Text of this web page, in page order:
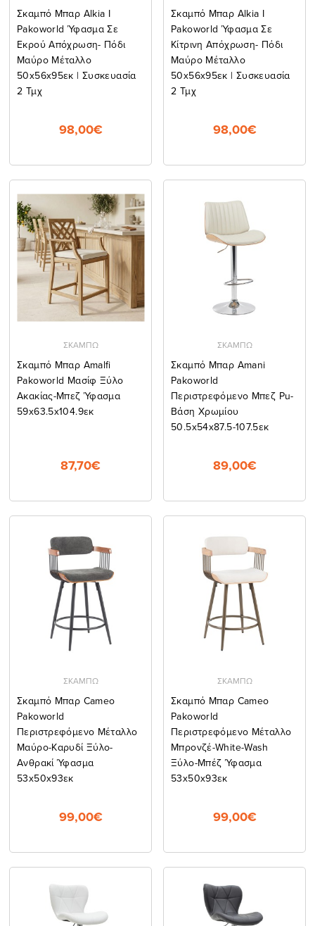
Σκαμπό Μπαρ Alkia I
Pakoworld Ύφασμα Σε
Εκρού Απόχρωση- Πόδι
Μαύρο Μέταλλο
50x56x95εκ | Συσκευασία
2 Τμχ
98,00€
Σκαμπό Μπαρ Alkia I
Pakoworld Ύφασμα Σε
Κίτρινη Απόχρωση- Πόδι
Μαύρο Μέταλλο
50x56x95εκ | Συσκευασία
2 Τμχ
98,00€
ΣΚΑΜΠΩ
Σκαμπό Μπαρ Amalfi
Pakoworld Μασίφ Ξύλο
Ακακίας-Μπεζ Ύφασμα
59x63.5x104.9εκ
87,70€
ΣΚΑΜΠΩ
Σκαμπό Μπαρ Amani
Pakoworld
Περιστρεφόμενο Μπεζ Pu-
Βάση Χρωμίου
50.5x54x87.5-107.5εκ
89,00€
ΣΚΑΜΠΩ
Σκαμπό Μπαρ Cameo
Pakoworld
Περιστρεφόμενο Μέταλλο
Μαύρο-Καρυδί Ξύλο-
Ανθρακί Ύφασμα
53x50x93εκ
99,00€
ΣΚΑΜΠΩ
Σκαμπό Μπαρ Cameo
Pakoworld
Περιστρεφόμενο Μέταλλο
Μπρονζέ-White-Wash
Ξύλο-Μπέζ Ύφασμα
53x50x93εκ
99,00€